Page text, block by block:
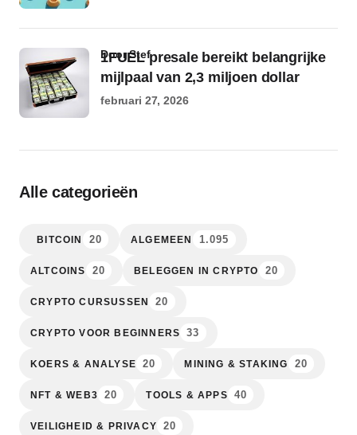
1FUEL presale bereikt belangrijke
mijlpaal van 2,3 miljoen dollar
door Stef
februari 27, 2026
Alle categorieën
BITCOIN 20 ALGEMEEN 1.095
ALTCOINS 20 BELEGGEN IN CRYPTO 20
CRYPTO CURSUSSEN 20
CRYPTO VOOR BEGINNERS 33
KOERS & ANALYSE 20 MINING & STAKING 20
NFT & WEB3 20 TOOLS & APPS 40
VEILIGHEID & PRIVACY 20